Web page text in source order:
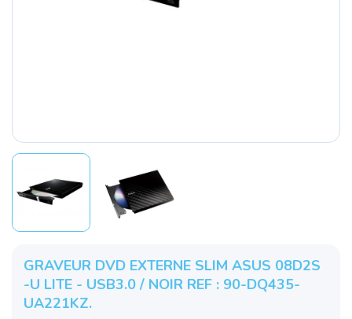
GRAVEUR DVD EXTERNE SLIM ASUS 08D2S
-U LITE - USB3.0 / NOIR REF : 90-DQ435-
UA221KZ.